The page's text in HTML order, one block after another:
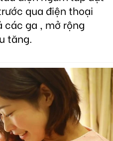
qua điện thoại
ga , mở rộng
tăng.